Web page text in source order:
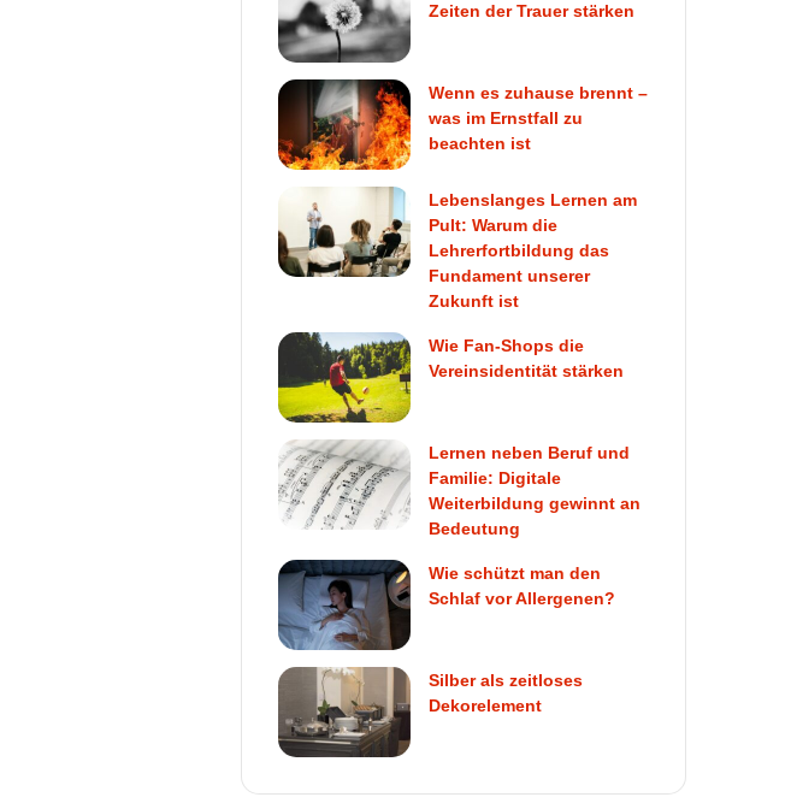
Zeiten der Trauer stärken
Wenn es zuhause brennt –
was im Ernstfall zu
beachten ist
Lebenslanges Lernen am
Pult: Warum die
Lehrerfortbildung das
Fundament unserer
Zukunft ist
Wie Fan-Shops die
Vereinsidentität stärken
Lernen neben Beruf und
Familie: Digitale
Weiterbildung gewinnt an
Bedeutung
Wie schützt man den
Schlaf vor Allergenen?
Silber als zeitloses
Dekorelement